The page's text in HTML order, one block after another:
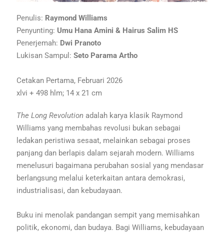
Penulis: Raymond Williams
Penyunting: Umu Hana Amini & Hairus Salim HS
Penerjemah: Dwi Pranoto
Lukisan Sampul:Seto Parama Artho
Cetakan Pertama, Februari 2026
xlvi + 498 hlm; 14 x 21 cm
The Long Revolution adalah karya klasik Raymond
Williams yang membahas revolusi bukan sebagai
ledakan peristiwa sesaat, melainkan sebagai proses
panjang dan berlapis dalam sejarah modern. Williams
menelusuri bagaimana perubahan sosial yang mendasar
berlangsung melalui keterkaitan antara demokrasi,
industrialisasi, dan kebudayaan.
Buku ini menolak pandangan sempit yang memisahkan
politik, ekonomi, dan budaya. Bagi Williams, kebudayaan